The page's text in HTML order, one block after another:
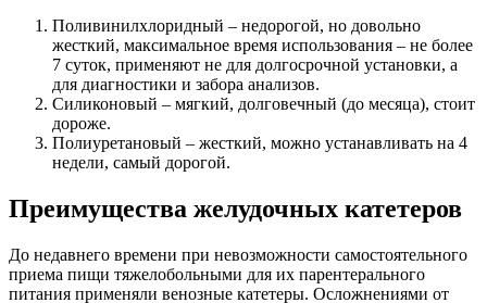
Поливинилхлоридный – недорогой, но довольно
жесткий, максимальное время использования – не более
7 суток, применяют не для долгосрочной установки, а
для диагностики и забора анализов.
Силиконовый – мягкий, долговечный (до месяца), стоит
дороже.
Полиуретановый – жесткий, можно устанавливать на 4
недели, самый дорогой.
Преимущества желудочных катетеров
До недавнего времени при невозможности самостоятельного
приема пищи тяжелобольными для их парентерального
питания применяли венозные катетеры. Осложнениями от